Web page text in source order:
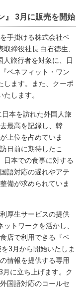
』 3月に販売を開始
手掛ける株式会社ベ
締役社長 白石徳生、
人旅行者を対象に、日
ベネフィット・ワン
します。また、クーポ
します。
本を訪れた外国人旅
最高を記録し、韓
上位を占めていま
日前に期待したこ
日本での食事に対する
語対応の遅れやアテ
備が求められていま
厚生サービスの提供
トワークを活かし、
店で利用できる『ベ
3月から開始いたしま
情報を提供する専用
月に立ち上げます。ク
国語対応のコールセ